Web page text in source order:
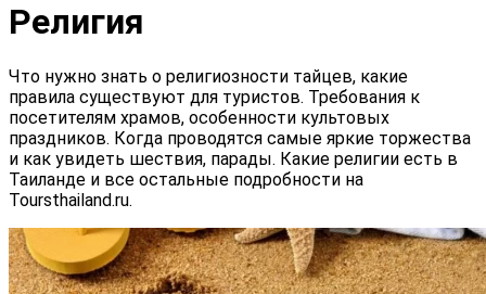
Религия
Что нужно знать о религиозности тайцев, какие
правила существуют для туристов. Требования к
посетителям храмов, особенности культовых
праздников. Когда проводятся самые яркие торжества
и как увидеть шествия, парады. Какие религии есть в
Таиланде и все остальные подробности на
Toursthailand.ru.